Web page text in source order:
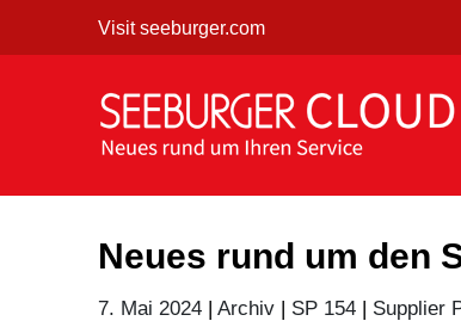
Visit seeburger.com
Neues rund um den
7. Mai 2024 | Archiv | SP 154 | Supplier